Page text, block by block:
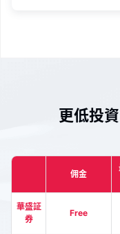
更低投
佣金
華盛証
券
Free